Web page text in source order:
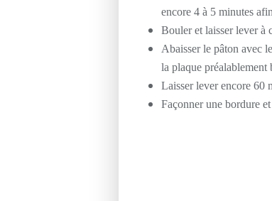
encore 4 à 5 minutes
Bouler et laisser lever à
Abaisser le pâton avec
la plaque préalablement
Laisser lever encore 60
Façonner une bordure